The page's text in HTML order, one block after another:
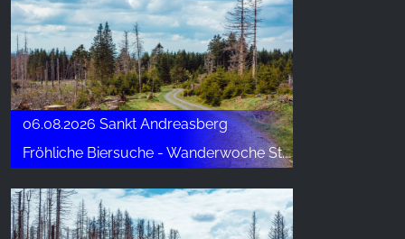
06.08.2026 Sankt Andreasberg
Fröhliche Biersuche - Wanderwoche St. Andreasberg
Zweck:
Werbemessung und Marketing
Cookie Laufzeit:
3 Monate - 1 Jahr
STATISTIK
Statistik Cookies erfassen Informationen anonym.
Diese Informationen helfen uns zu verstehen, wie